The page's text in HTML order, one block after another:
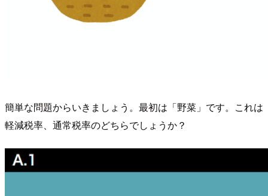
簡単な問題からいきましょう。最初は「野菜」です。これは
軽減税率、通常税率のどちらでしょうか？